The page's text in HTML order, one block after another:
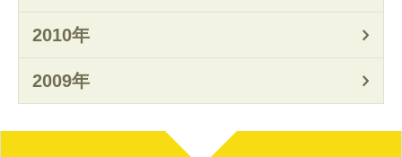
2010年
2009年